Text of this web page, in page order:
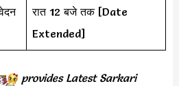
रात 12 बजे तक [Date
Extended]
provides Latest Sarkari